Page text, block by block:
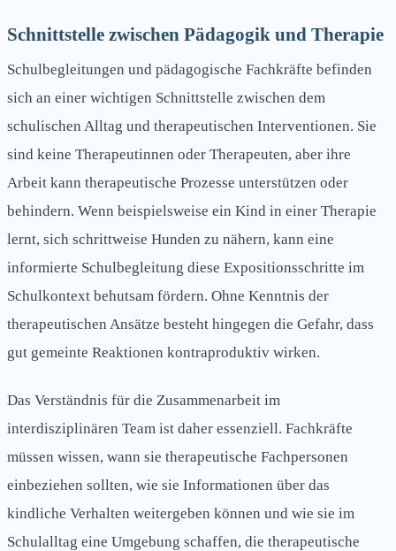
Schnittstelle zwischen Pädagogik und Therapie
Schulbegleitungen und pädagogische Fachkräfte befinden
sich an einer wichtigen Schnittstelle zwischen dem
schulischen Alltag und therapeutischen Interventionen. Sie
sind keine Therapeutinnen oder Therapeuten, aber ihre
Arbeit kann therapeutische Prozesse unterstützen oder
behindern. Wenn beispielsweise ein Kind in einer Therapie
lernt, sich schrittweise Hunden zu nähern, kann eine
informierte Schulbegleitung diese Expositionsschritte im
Schulkontext behutsam fördern. Ohne Kenntnis der
therapeutischen Ansätze besteht hingegen die Gefahr, dass
gut gemeinte Reaktionen kontraproduktiv wirken.
Das Verständnis für die Zusammenarbeit im
interdisziplinären Team ist daher essenziell. Fachkräfte
müssen wissen, wann sie therapeutische Fachpersonen
einbeziehen sollten, wie sie Informationen über das
kindliche Verhalten weitergeben können und wie sie im
Schulalltag eine Umgebung schaffen, die therapeutische